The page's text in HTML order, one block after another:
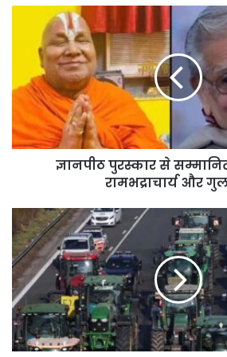
ज्ञानपीठ पुरस्कार से
रामभद्राचार्य और